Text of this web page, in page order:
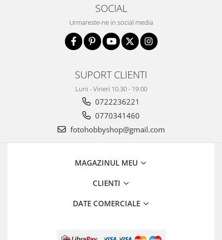
SOCIAL
Urmareste-ne in social media
SUPORT CLIENTI
Luni - Vineri 10.30 - 19.00
0722236221
0770341460
fotohobbyshop@gmail.com
MAGAZINUL MEU
CLIENTI
DATE COMERCIALE